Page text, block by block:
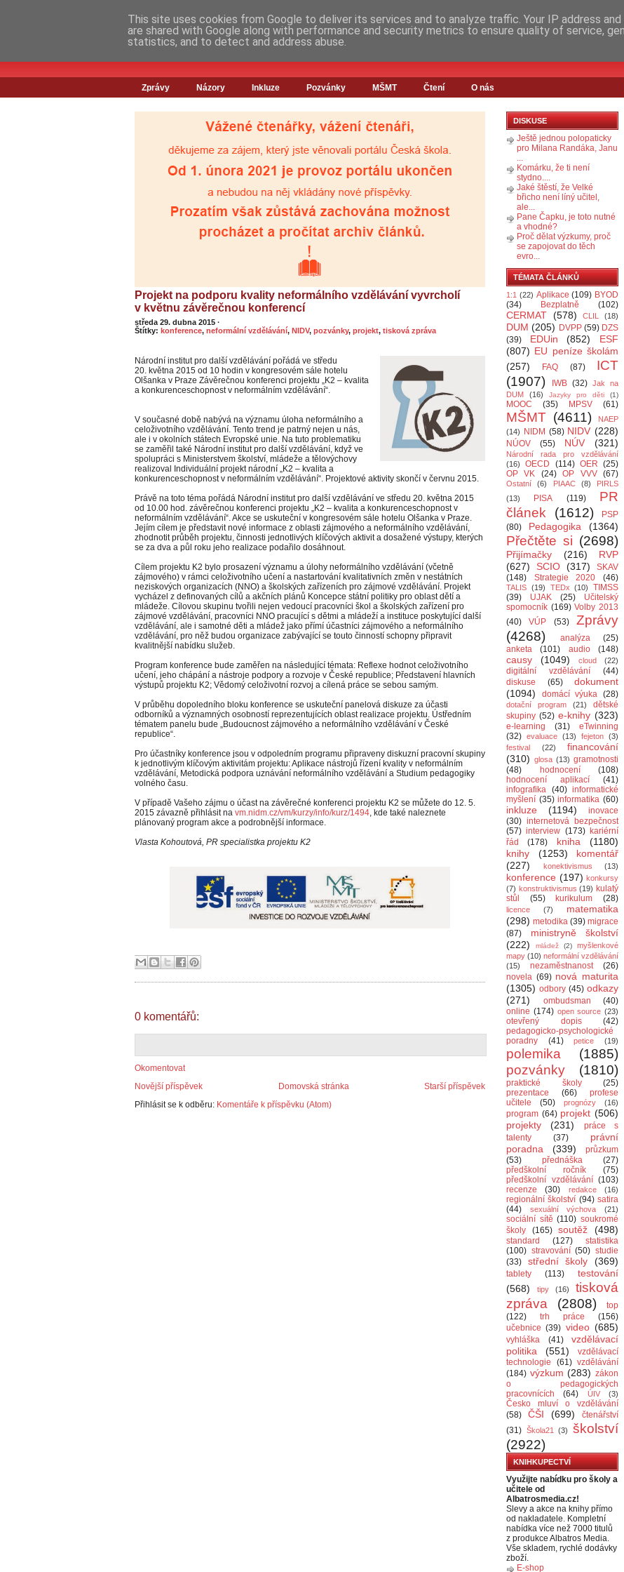
Zprávy Názory Inkluze Pozvánky MŠMT Čtení O nás
Projekt na podporu kvality neformálního vzdělávání vyvrcholí
v květnu závěrečnou konferencí
středa 29. dubna 2015 ·
Štítky: konference, neformální vzdělávání, NIDV, pozvánky, projekt, tisková zpráva
Národní institut pro další vzdělávání pořádá ve středu
20. května 2015 od 10 hodin v kongresovém sále hotelu
Olšanka v Praze Závěrečnou konferenci projektu „K2 – kvalita
a konkurenceschopnost v neformálním vzdělávání“.
V současné době nabývá na významu úloha neformálního a
celoživotního vzdělávání. Tento trend je patrný nejen u nás,
ale i v okolních státech Evropské unie. Na tuto problematiku
se zaměřil také Národní institut pro další vzdělávání, když ve
spolupráci s Ministerstvem školství, mládeže a tělovýchovy
realizoval Individuální projekt národní „K2 – kvalita a
konkurenceschopnost v neformálním vzdělávání“. Projektové aktivity skončí v červnu 2015.
Právě na toto téma pořádá Národní institut pro další vzdělávání ve středu 20. května 2015
od 10.00 hod. závěrečnou konferenci projektu „K2 – kvalita a konkurenceschopnost v
neformálním vzdělávání“. Akce se uskuteční v kongresovém sále hotelu Olšanka v Praze.
Jejím cílem je představit nové informace z oblasti zájmového a neformálního vzdělávání,
zhodnotit průběh projektu, činnosti jednotlivých klíčových aktivit a dosažené výstupy, kterých
se za dva a půl roku jeho realizace podařilo dosáhnout.
Cílem projektu K2 bylo prosazení významu a úlohy neformálního vzdělávání (včetně
zájmového) v rámci celoživotního učení a nastartování kvalitativních změn v nestátních
neziskových organizacích (NNO) a školských zařízeních pro zájmové vzdělávání. Projekt
vycházel z definovaných cílů a akčních plánů Koncepce státní politiky pro oblast dětí a
mládeže. Cílovou skupinu tvořili nejen vedoucí pracovníci škol a školských zařízení pro
zájmové vzdělávání, pracovníci NNO pracující s dětmi a mládeží a instituce poskytující další
vzdělávání, ale i samotné děti a mládež jako přímí účastníci zájmového a neformálního
vzdělávání, pro něž budou organizace zabývající se touto činností schopny připravit
kvalitnější nabídku služeb.
Program konference bude zaměřen na následující témata: Reflexe hodnot celoživotního
učení, jeho chápání a nástroje podpory a rozvoje v České republice; Představení hlavních
výstupů projektu K2; Vědomý celoživotní rozvoj a cílená práce se sebou samým.
V průběhu dopoledního bloku konference se uskuteční panelová diskuze za účasti
odborníků a významných osobností reprezentujících oblast realizace projektu. Ústředním
tématem panelu bude „Budoucnost zájmo­vého a neformálního vzdělávání v České
republice“.
Pro účastníky konference jsou v odpoledním programu připraveny diskuzní pracovní skupiny
k jednotlivým klíčovým aktivitám projektu: Aplikace nástrojů řízení kvality v neformálním
vzdělávání, Metodická podpora uznávání neformálního vzdělávání a Studium pedagogiky
volného času.
V případě Vašeho zájmu o účast na závěrečné konferenci projektu K2 se můžete do 12. 5.
2015 závazně přihlásit na vm.nidm.cz/vm/kurzy/info/kurz/1494, kde také naleznete
plánovaný program akce a podrobnější informace.
Vlasta Kohoutová, PR specialistka projektu K2
0 komentářů:
Okomentovat
Novější příspěvek
Starší příspěvek
Domovská stránka
Přihlásit se k odběru: Komentáře k příspěvku (Atom)
DISKUSE
Ještě jednou polopaticky
pro Milana Randáka, Janu
...
Komárku, že ti není
stydno....
Jaké štěstí, že Velké
břicho není líný učitel,
ale...
Pane Čapku, je toto nutné
a vhodné?
Proč dělat výzkumy, proč
se zapojovat do těch
evro...
TÉMATA ČLÁNKŮ
1:1 (22) Aplikace (109) BYOD
(34)
Bezplatně (102)
CERMAT (578) CLIL (18)
DUM (205) DVPP (59) DZS
(39)
EDUin (852)
ESF
(807) EU peníze školám
(257)
FAQ (87)
ICT
(1907)
IWB (32) Jak na
DUM
(16) Jazyky pro děti (1)
MOOC (35) MPSV (61)
MŠMT (4611)
NAEP
(14)
NIDM (58) NIDV (228)
NÚOV (55) NÚV (321)
Národní rada pro vzdělávání
(16)
OECD (114) OER (25)
OP VK
(24) OP VVV (67)
Ostatní (6) PIAAC (8)
PIRLS
(13)
PISA (119)
PR
článek
(1612)
PSP
(80)
Pedagogika (1364)
Přečtěte si (2698)
Přijímačky (216)
RVP
(627)
SCIO (317)
SKAV
(148)
Strategie 2020 (46)
TALIS (19) TEDx (10)
TIMSS
(39)
UJAK (25)
Učitelský
spomocník (169) Volby 2013
(40)
VÚP (53)
Zprávy
(4268)
analýza
(25)
anketa
(101) audio (148)
causy (1049) cloud (22)
digitální vzdělávání
(44)
diskuse
(65)
dokument
(1094)
domácí výuka (28)
dotační program (21)
dětské
skupiny (52) e-knihy (323)
e-learning (31)
eTwinning
(32) evaluace (13) fejeton (3)
festival
(22)
financování
(310) glosa (13) gramotnosti
(48)
hodnocení
(108)
hodnocení aplikací
(41)
infografika (40) informatické
myšlení (35) informatika (60)
inkluze (1194)
inovace
(30) internetová bezpečnost
(57) interview (173) kariérní
řád
(178) kniha
(1180)
knihy
(1253)
komentář
(227)
konektivismus (13)
konference (197) konkursy
(7) konstruktivismus (19) kulatý
stůl
(55) kurikulum (28)
licence (7)
matematika
(298) metodika (39) migrace
(87)
ministryně školství
(222)
mládež (2)
myšlenkové
mapy (10) neformální vzdělávání
(15)
nezaměstnanost
(26)
novela (69) nová maturita
(1305) odbory (45) odkazy
(271)
ombudsman
(40)
online (174) open source (23)
otevřený dopis
(42)
pedagogicko-psychologické
poradny
(41) petice (19)
polemika
(1885)
pozvánky
(1810)
praktické školy
(25)
prezentace
(66)
profese
učitele
(50) prognózy (16)
program (64) projekt (506)
projekty
(231)
práce s
talenty
(37)
právní
poradna
(339)
průzkum
(53)
přednáška
(27)
předškolní ročník
(75)
předškolní vzdělávání (103)
recenze
(30) redakce (16)
regionální školství (94) satira
(44)
sexuální výchova (21)
sociální sítě (110) soukromé
školy
(165) soutěž (498)
standard (127)
statistika
(100) stravování (50) studie
(33)
střední školy (369)
tablety (113)
testování
(568)
tipy (16)
tisková
zpráva
(2808)
top
(122)
trh práce
(156)
učebnice (39) video (685)
vyhláška (41)
vzdělávací
politika
(551)
vzdělávací
technologie
(61) vzdělávání
(184) výzkum (283) zákon
o pedagogických
pracovnících
(64) ÚIV (3)
Česko mluví o vzdělávání
(58)
ČŠI (699)
čtenářství
(31) Škola21 (3)
školství
(2922)
KNIHKUPECTVÍ
Využijte nabídku pro školy a
učitele od
Albatrosmedia.cz!
Slevy a akce na knihy přímo
od nakladatele. Kompletní
nabídka více než 7000 titulů
z produkce Albatros Media.
Vše skladem, rychlé dodávky
zboží.
E-shop
This site uses cookies from Google to deliver its services and to analyze traffic. Your IP address
are shared with Google along with performance and security metrics to ensure quality of service,
statistics, and to detect and address abuse.